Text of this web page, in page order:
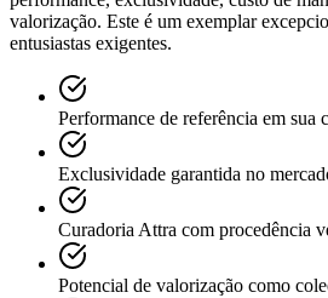
valorização. Este é um exemplar
entusiastas exigentes.
Performance de referência em sua
Exclusividade garantida no
Curadoria Attra com procedência
Potencial de valorização como